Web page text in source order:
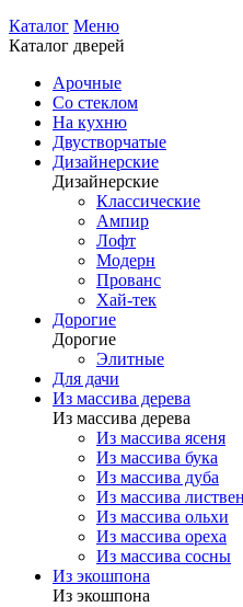
Каталог Меню
Каталог дверей
Арочные
Со стеклом
На кухню
Двустворчатые
Дизайнерские
Дизайнерские
Классические
Ампир
Лофт
Модерн
Прованс
Хай-тек
Дорогие
Дорогие
Элитные
Для дачи
Из массива дерева
Из массива дерева
Из массива ясеня
Из массива бука
Из массива дуба
Из массива
Из массива ольхи
Из массива ореха
Из массива сосны
Из экошпона
Из экошпона